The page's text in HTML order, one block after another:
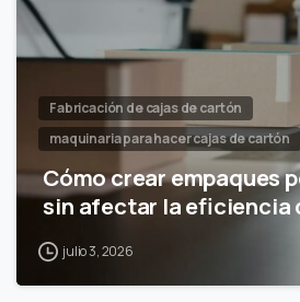
Fabricación de cajas de cartón
maquinaria para hacer cajas de cartón
Cómo crear empaques
sin afectar la eficiencia
julio 3, 2026